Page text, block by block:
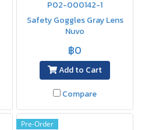
P02-000142-1
Safety Goggles Gray Lens
Nuvo
฿0
Add to Cart
Compare
Pre-Order